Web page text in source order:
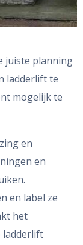
juiste planning
ladderlift te
mogelijk te
en
en
en label ze
het
ladderlift